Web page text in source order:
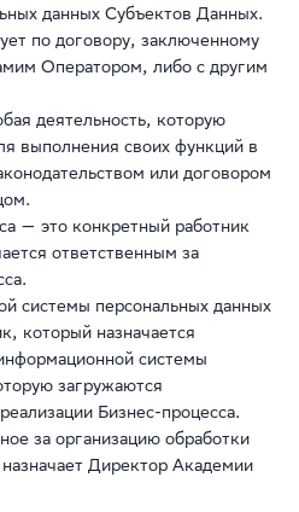
данных Субъектов Данных.
по договору, заключенному
Оператором, либо с другим
деятельность, которую
выполнения своих функций в
или договором
— это конкретный работник
ответственным за
системы персональных данных
который назначается
системы
загружаются
Бизнес-процесса.
за организацию обработки
Директор Академии